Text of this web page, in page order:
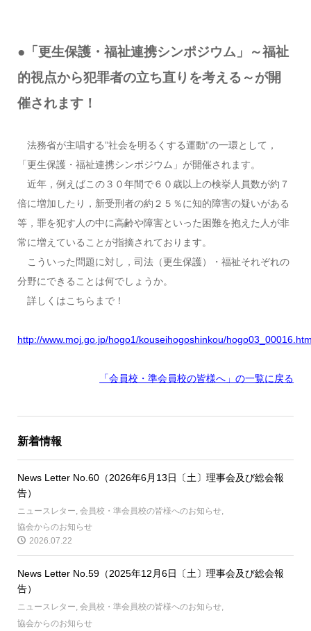
●「更生保護・福祉連携シンポジウム」～福祉
的視点から犯罪者の立ち直りを考える～が開
催されます！
法務省が主唱する”社会を明るくする運動”の一環として，
「更生保護・福祉連携シンポジウム」が開催されます。
近年，例えばこの３０年間で６０歳以上の検挙人員数が約７
倍に増加したり，新受刑者の約２５％に知的障害の疑いがある
等，罪を犯す人の中に高齢や障害といった困難を抱えた人が非
常に増えていることが指摘されております。
こういった問題に対し，司法（更生保護）・福祉それぞれの
分野にできることは何でしょうか。
詳しくはこちらまで！
http://www.moj.go.jp/hogo1/kouseihogoshinkou/
「会員校・準会員校の皆様へ」の一覧に戻る
新着情報
News Letter No.60（2026年6月13日〔土〕理事会及び総会報
告）
ニュースレター 会員校・準会員校の皆様へのお知らせ
協会からのお知らせ
2026.07.22
News Letter No.59（2025年12月6日〔土〕理事会及び総会報
告）
ニュースレター, 会員校・準会員校の皆様へのお知らせ,
協会からのお知らせ